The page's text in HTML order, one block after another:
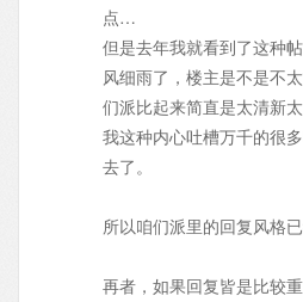
点…
但是去年我就看到了这种
风细雨了，楼主是不是不
们派比起来简直是太清新
我这种内心吐槽万千的很
去了。
所以咱们派里的回复风格
再者，如果回复皆是比较